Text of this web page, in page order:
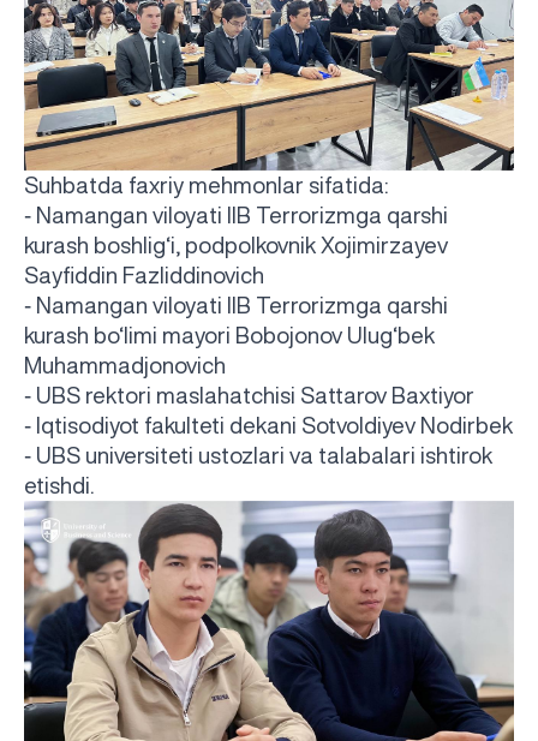
Suhbatda faxriy mehmonlar sifatida:
- Namangan viloyati IIB Terrorizmga qarshi
kurash boshlig‘i, podpolkovnik Xojimirzayev
Sayfiddin Fazliddinovich
- Namangan viloyati IIB Terrorizmga qarshi
kurash bo‘limi mayori Bobojonov Ulug‘bek
Muhammadjonovich
- UBS rektori maslahatchisi Sattarov Baxtiyor
- Iqtisodiyot fakulteti dekani Sotvoldiyev Nodirbek
- UBS universiteti ustozlari va talabalari ishtirok
etishdi.